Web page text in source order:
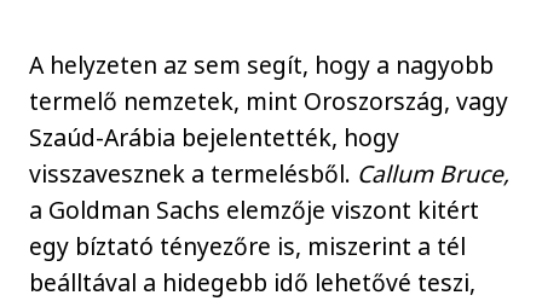
A helyzeten az sem segít, hogy a nagyobb
termelő nemzetek, mint Oroszország, vagy
Szaúd-Arábia bejelentették, hogy
visszavesznek a termelésből. Callum Bruce,
a Goldman Sachs elemzője viszont kitért
egy bíztató tényezőre is, miszerint a tél
beálltával a hidegebb idő lehetővé teszi,